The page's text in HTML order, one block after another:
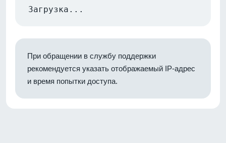
Загрузка...
При обращении в службу поддержки
рекомендуется указать отображаемый IP-адрес
и время попытки доступа.